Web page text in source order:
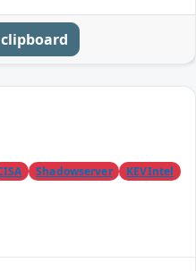
clipboard
Shadowserver KEVIntel